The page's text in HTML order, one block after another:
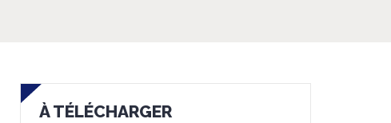
À TÉLÉCHARGER